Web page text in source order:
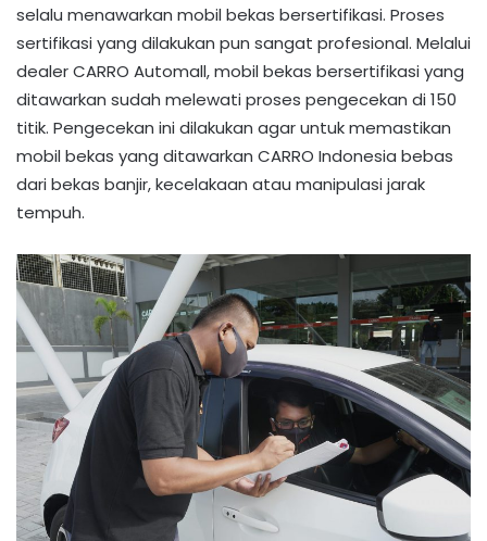
selalu menawarkan mobil bekas bersertifikasi. Proses
sertifikasi yang dilakukan pun sangat profesional. Melalui
dealer CARRO Automall, mobil bekas bersertifikasi yang
ditawarkan sudah melewati proses pengecekan di 150
titik. Pengecekan ini dilakukan agar untuk memastikan
mobil bekas yang ditawarkan CARRO Indonesia bebas
dari bekas banjir, kecelakaan atau manipulasi jarak
tempuh.